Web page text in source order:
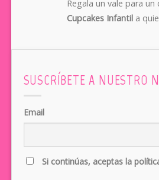
Regala un vale para un
Cupcakes Infantila
SUSCRÍBETE A NUESTRO
Email
Si continúas, aceptas la